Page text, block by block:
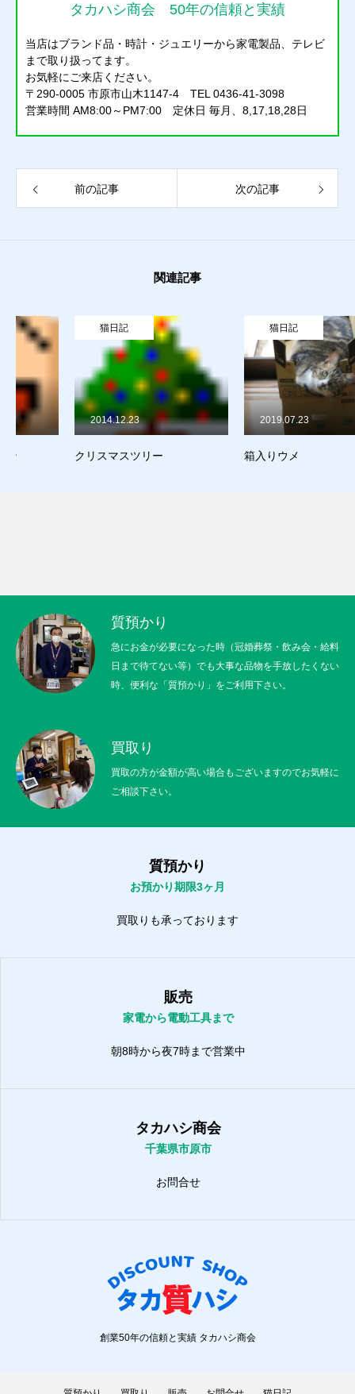
買取り
お問合せ
猫日記
買取り 販売 猫日記
タカハシ商会 50年の信頼と実績
当店はブランド品・時計・ジュエリーから家電製品、テレビ
まで取り扱ってます。
お気軽にご来店ください。
〒290-0005 市原市山木1147-4 TEL 0436-41-3098
営業時間 AM8:00～PM7:00 定休日 毎月、8,17,18,28日
前の記事 次の記事
関連記事
クリスマスツリー
2014.12.23 2019.07.23
質預かり
急にお金が必要になった時（冠婚葬祭・飲み会・給料
日まで待てない等）でも大事な品物を手放したくない
時、便利な「質預かり」をご利用下さい。
買取り
買取の方が金額が高い場合もございますのでお気軽に
ご相談下さい。
質預かり
お預かり期限3ヶ月
買取りも承っております
販売
家電から電動工具まで
朝8時から夜7時まで営業中
タカハシ商会
千葉県市原市
お問合せ
創業50年の信頼と実績 タカハシ商会